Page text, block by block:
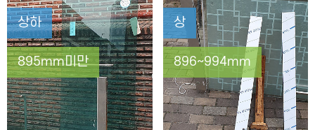
상하
895mm미만
상
896~994mm